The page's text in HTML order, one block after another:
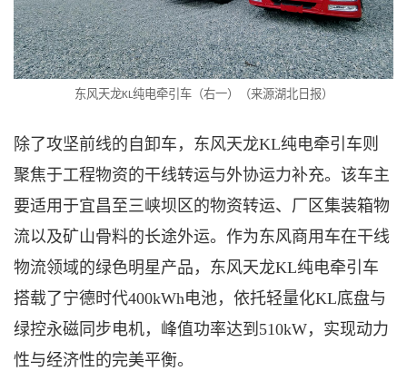
东风天龙KL纯电牵引车（右一）（来源湖北日报）
除了攻坚前线的自卸车，东风天龙KL纯电牵引车则
聚焦于工程物资的干线转运与外协运力补充。该车主
要适用于宜昌至三峡坝区的物资转运、厂区集装箱物
流以及矿山骨料的长途外运。作为东风商用车在干线
物流领域的绿色明星产品，东风天龙KL纯电牵引车
搭载了宁德时代400kWh电池，依托轻量化KL底盘与
绿控永磁同步电机，峰值功率达到510kW，实现动力
性与经济性的完美平衡。